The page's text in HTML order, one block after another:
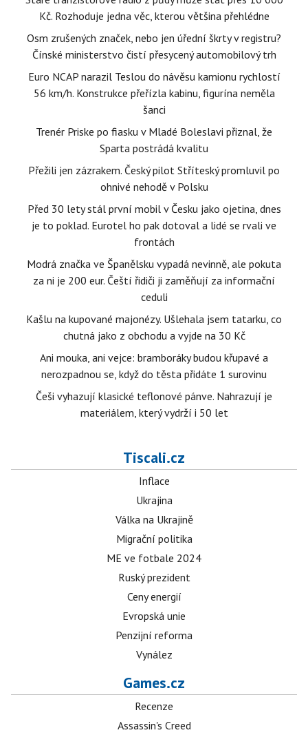
Kč. Rozhoduje jedna věc, kterou většina přehlédne
Osm zrušených značek, nebo jen úřední škrty v registru?
Čínské ministerstvo čistí přesycený automobilový trh
Euro NCAP narazil Teslou do návěsu kamionu rychlostí
56 km/h. Konstrukce přeřízla kabinu, figurína neměla
šanci
Trenér Priske po fiasku v Mladé Boleslavi přiznal, že
Sparta postrádá kvalitu
Přežili jen zázrakem. Český pilot Stříteský promluvil po
ohnivé nehodě v Polsku
Před 30 lety stál první mobil v Česku jako ojetina, dnes
je to poklad. Eurotel ho pak dotoval a lidé se rvali ve
frontách
Modrá značka ve Španělsku vypadá nevinně, ale pokuta
za ni je 200 eur. Čeští řidiči ji zaměňují za informační
ceduli
Kašlu na kupované majonézy. Ušlehala jsem tatarku, co
chutná jako z obchodu a vyjde na 30 Kč
Ani mouka, ani vejce: bramboráky budou křupavé a
nerozpadnou se, když do těsta přidáte 1 surovinu
Češi vyhazují klasické teflonové pánve. Nahrazují je
materiálem, který vydrží i 50 let
Tiscali.cz
Inflace
Ukrajina
Válka na Ukrajině
Migrační politika
ME ve fotbale 2024
Ruský prezident
Ceny energií
Evropská unie
Penzijní reforma
Vynález
Games.cz
Recenze
Assassin's Creed